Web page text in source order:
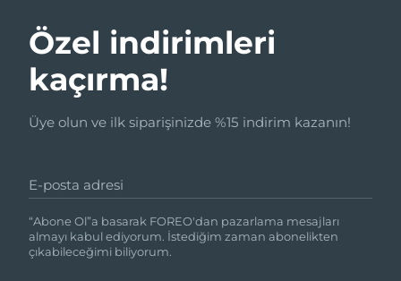
Özel indirimleri
kaçırma!
Üye olun ve ilk siparişinizde %15 indirim kazanın!
E-posta adresi
“Abone Ol”a basarak FOREO'dan pazarlama mesajları
almayı kabul ediyorum. İstediğim zaman abonelikten
çıkabileceğimi biliyorum.